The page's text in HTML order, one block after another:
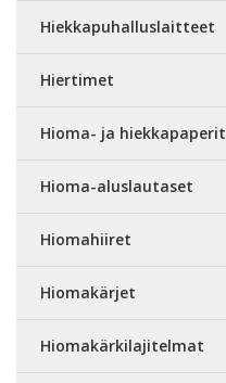
Hiekkapuhalluslaitteet
Hiertimet
Hioma- ja hiekkapaperit
Hioma-aluslautaset
Hiomahiiret
Hiomakärjet
Hiomakärkilajitelmat